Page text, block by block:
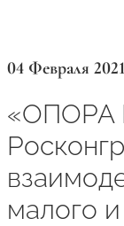
04 Февраля 2021
«ОПОРА
малого